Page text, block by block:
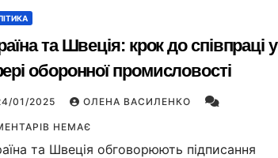
та Швеція: крок до співпраці у
оборонної промисловості
01/2025 ОЛЕНА ВАСИЛЕНКО
НЕМАЄ
та Швеція обговорюють підписання